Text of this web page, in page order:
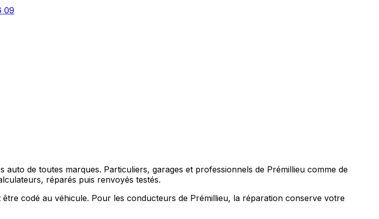
09
de toutes marques. Particuliers, garages et professionnels de Prémillieu comme de
réparés puis renvoyés testés.
codé au véhicule. Pour les conducteurs de Prémillieu, la réparation conserve votre